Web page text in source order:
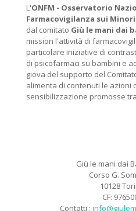
L'ONFM - Osservatorio
Farmacovigilanza sui Minori
dal comitato Giù le mani dai
mission l'attività di
particolare iniziative di
di psicofarmaci su bambini e
giova del supporto del
alimenta di contenuti le azioni
sensibilizzazione promosse
Giù le mani dai
Corso G.
10128
CF:
Contatti :